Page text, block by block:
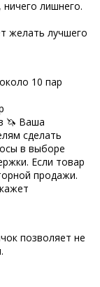
лишнего.
желать лучшего
10 пар
🦄 Ваша
сделать
в выборе
Если товар
продажи.
позволяет не